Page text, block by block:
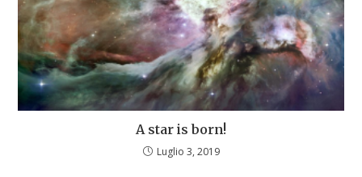
A star is born!
Luglio 3, 2019